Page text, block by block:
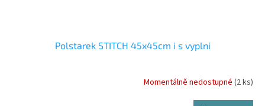
Polstarek STITCH 45x45cm i s vyplni
Momentálně nedostupné (2 ks)